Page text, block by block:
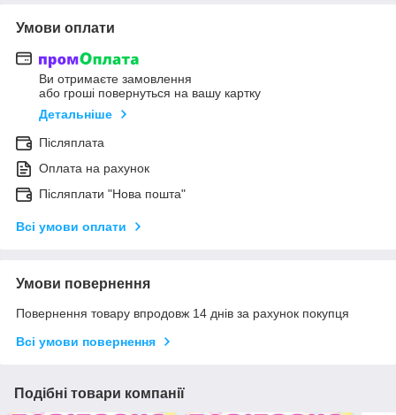
Умови оплати
Ви отримаєте замовлення
або гроші повернуться на вашу картку
Детальніше
Післяплата
Оплата на рахунок
Післяплати "Нова пошта"
Всі умови оплати
Умови повернення
Повернення товару впродовж 14 днів за рахунок покупця
Всі умови повернення
Подібні товари компанії